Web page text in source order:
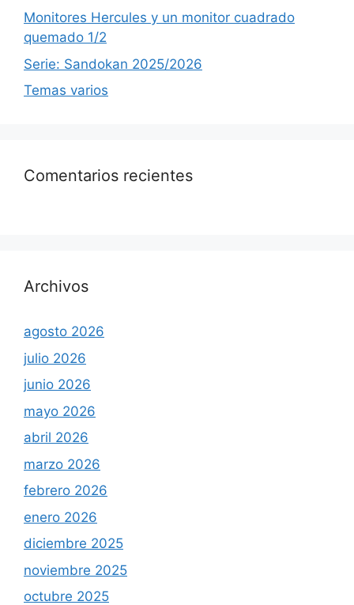
Monitores Hercules y un monitor cuadrado
quemado 1/2
Serie: Sandokan 2025/2026
Temas varios
Comentarios recientes
Archivos
agosto 2026
julio 2026
junio 2026
mayo 2026
abril 2026
marzo 2026
febrero 2026
enero 2026
diciembre 2025
noviembre 2025
octubre 2025